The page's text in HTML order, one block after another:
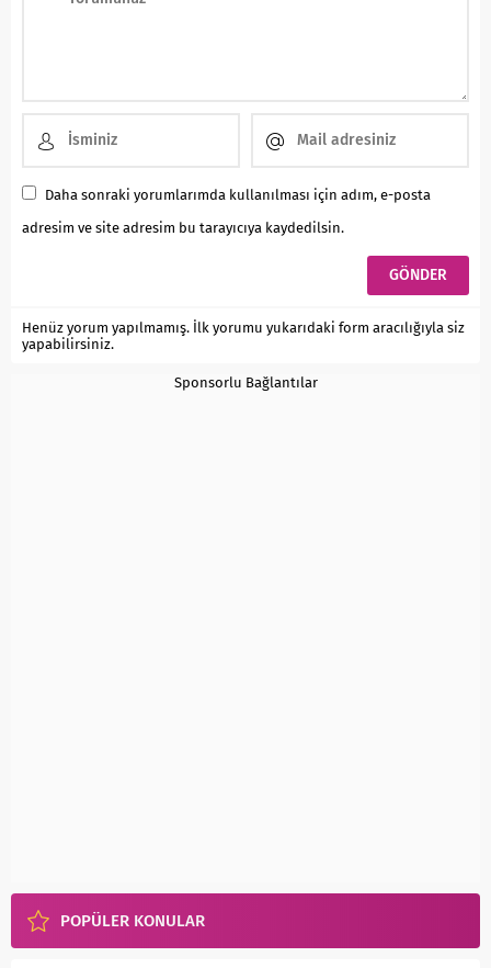
Daha sonraki yorumlarımda kullanılması için adım, e-posta
adresim ve site adresim bu tarayıcıya kaydedilsin.
Henüz yorum yapılmamış. İlk yorumu yukarıdaki form aracılığıyla siz
yapabilirsiniz.
Sponsorlu Bağlantılar
POPÜLER KONULAR